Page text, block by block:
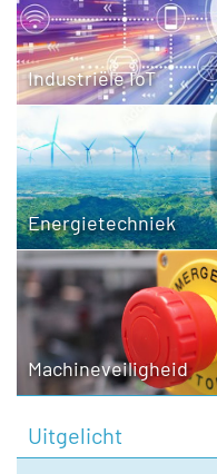
Industriële IoT
Energietechniek
Machineveiligheid
Uitgelicht